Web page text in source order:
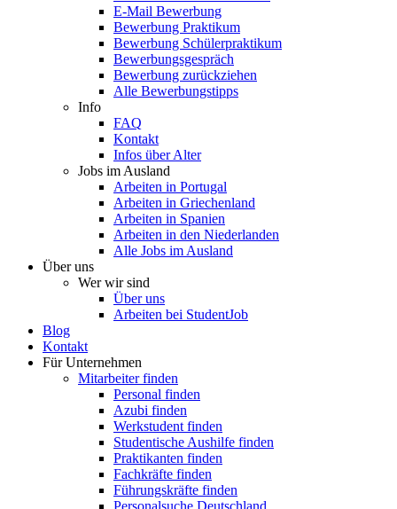
E-Mail Bewerbung
Bewerbung Praktikum
Bewerbung Schülerpraktikum
Bewerbungsgespräch
Bewerbung zurückziehen
Alle Bewerbungstipps
Info
FAQ
Kontakt
Infos über Alter
Jobs im Ausland
Arbeiten in Portugal
Arbeiten in Griechenland
Arbeiten in Spanien
Arbeiten in den Niederlanden
Alle Jobs im Ausland
Über uns
Wer wir sind
Über uns
Arbeiten bei StudentJob
Blog
Kontakt
Für Unternehmen
Mitarbeiter finden
Personal finden
Azubi finden
Werkstudent finden
Studentische Aushilfe finden
Praktikanten finden
Fachkräfte finden
Führungskräfte finden
Personalsuche Deutschland